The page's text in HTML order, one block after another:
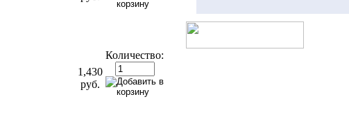
1,430
руб.
Количество: